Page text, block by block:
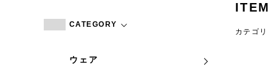
CATEGORY
ウェア
ITEM
カテゴ